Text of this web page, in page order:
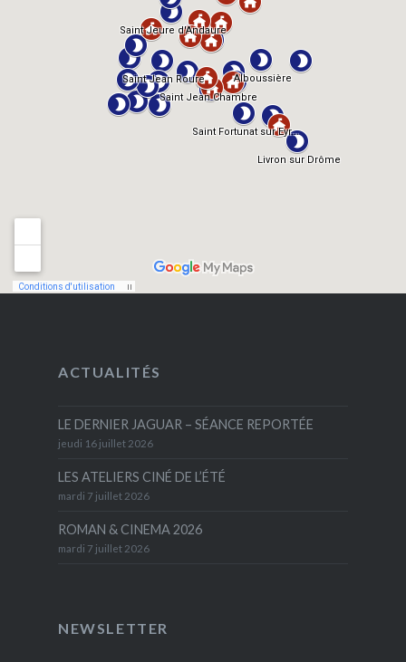
ACTUALITÉS
LE DERNIER JAGUAR – SÉANCE REPORTÉE
jeudi 16 juillet 2026
LES ATELIERS CINÉ DE L’ÉTÉ
mardi 7 juillet 2026
ROMAN & CINEMA 2026
mardi 7 juillet 2026
NEWSLETTER